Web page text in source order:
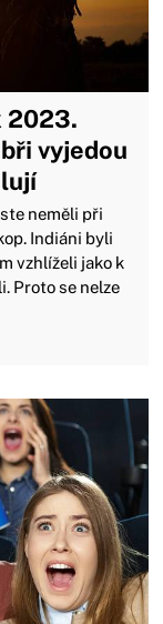
2023.
vyjedou
neměli při
Indiáni byli
vzhlíželi jako k
Proto se nelze